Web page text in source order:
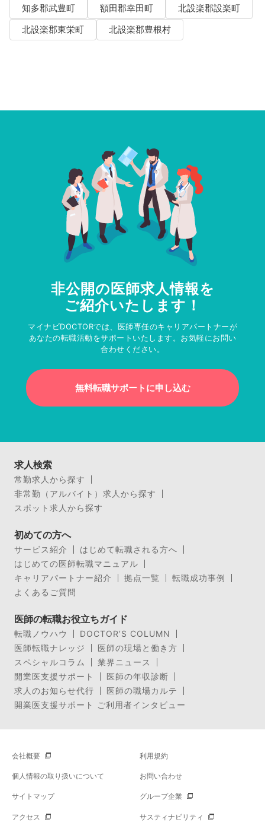
知多郡武豊町
額田郡幸田町
北設楽郡設楽町
北設楽郡東栄町
北設楽郡豊根村
非公開の医師求人情報を
ご紹介いたします！
マイナビDOCTORでは、医師専任のキャリアパートナーが
あなたの転職活動をサポートいたします。お気軽にお問い
合わせください。
無料転職サポートに申し込む
求人検索
常勤求人から探す
非常勤（アルバイト）求人から探す
スポット求人から探す
初めての方へ
サービス紹介
はじめて転職される方へ
はじめての医師転職マニュアル
キャリアパートナー紹介
拠点一覧
転職成功事例
よくあるご質問
医師の転職お役立ちガイド
転職ノウハウ
DOCTOR’S COLUMN
医師転職ナレッジ
医師の現場と働き方
スペシャルコラム
業界ニュース
開業医支援サポート
医師の年収診断
求人のお知らせ代行
医師の職場カルテ
開業医支援サポート ご利用者インタビュー
会社概要 利用規約
個人情報の取り扱いについて お問い合わせ
サイトマップ グループ企業
アクセス サスティナビリティ